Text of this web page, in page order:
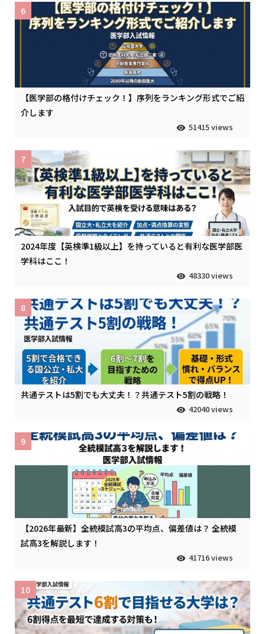
【医学部の格付けチェック！】序列をランキング形式でご紹
介します
51415 views
6
2024年度【英検準1級以上】を持っていると有利な医学部医
学科はここ！
48330 views
7
共通テストは5割でも大丈夫！？共通テスト5割の戦略！
42040 views
8
【2026年最新】全統模試高3の平均点、偏差値は？ 全統模
試高3を解説します！
41716 views
9
10